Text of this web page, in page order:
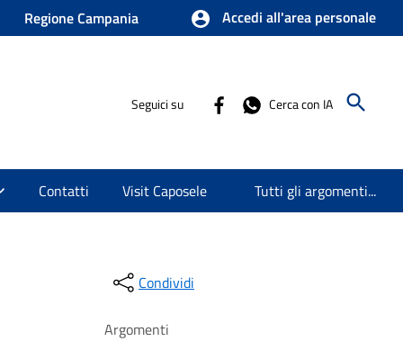
Regione Campania Accedi all'area personale
Seguici su Cerca con IA
Contatti Visit Caposele Tutti gli argomenti...
Condividi
Argomenti